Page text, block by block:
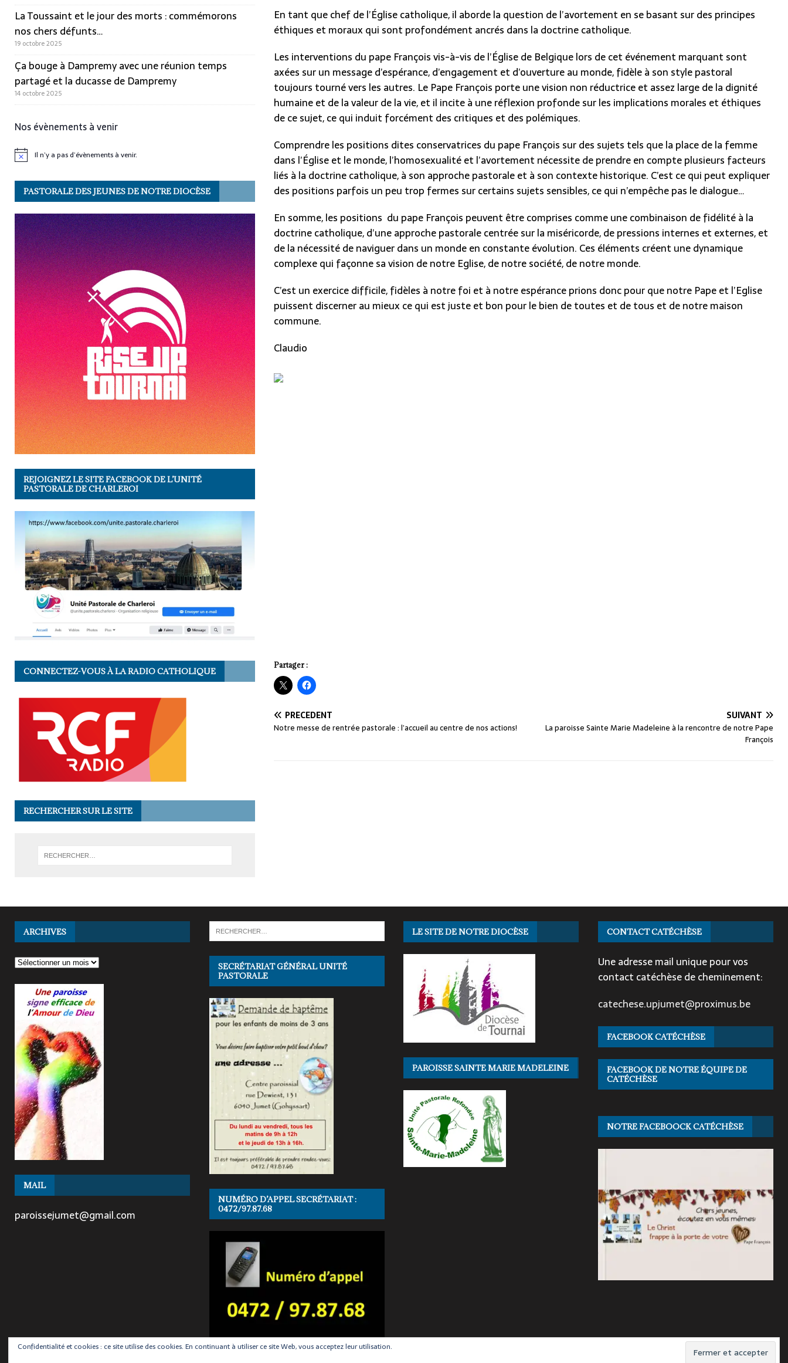
En tant que chef de l’Église catholique, il aborde la question de l’avortement en se basant sur des principes
éthiques et moraux qui sont profondément ancrés dans la doctrine catholique.
Les interventions du pape François vis-à-vis de l’Église de Belgique lors de cet événement marquant sont
axées sur un message d’espérance, d’engagement et d’ouverture au monde, fidèle à son style pastoral
toujours tourné vers les autres. Le Pape François porte une vision non réductrice et assez large de la dignité
humaine et de la valeur de la vie, et il incite à une réflexion profonde sur les implications morales et éthiques
de ce sujet, ce qui induit forcément des critiques et des polémiques.
Comprendre les positions dites conservatrices du pape François sur des sujets tels que la place de la femme
dans l’Église et le monde, l’homosexualité et l’avortement nécessite de prendre en compte plusieurs facteurs
liés à la doctrine catholique, à son approche pastorale et à son contexte historique. C’est ce qui peut expliquer
des positions parfois un peu trop fermes sur certains sujets sensibles, ce qui n’empêche pas le dialogue…
En somme, les positions du pape François peuvent être comprises comme une combinaison de fidélité à la
doctrine catholique, d’une approche pastorale centrée sur la miséricorde, de pressions internes et externes, et
de la nécessité de naviguer dans un monde en constante évolution. Ces éléments créent une dynamique
complexe qui façonne sa vision de notre Eglise, de notre société, de notre monde.
C’est un exercice difficile, fidèles à notre foi et à notre espérance prions donc pour que notre Pape et l’Eglise
puissent discerner au mieux ce qui est juste et bon pour le bien de toutes et de tous et de notre maison
commune.
Claudio
Partager :
PRÉCÉDENT
Notre messe de rentrée pastorale : l’accueil au centre de nos actions!
SUIVANT
La paroisse Sainte Marie Madeleine à la rencontre de notre Pape
François
La Toussaint et le jour des morts : commémorons
nos chers défunts…
19 octobre 2025
Ça bouge à Dampremy avec une réunion temps
partagé et la ducasse de Dampremy
14 octobre 2025
Nos évènements à venir
N
e
Il n’y a pas d’évènements à venir.
PASTORALE DES JEUNES DE NOTRE DIOCÈSE
REJOIGNEZ LE SITE FACEBOOK DE L’UNITÉ
PASTORALE DE CHARLEROI
CONNECTEZ-VOUS À LA RADIO CATHOLIQUE
RECHERCHER SUR LE SITE
ARCHIVES
MAIL
paroissejumet@gmail.com
SECRÉTARIAT GÉNÉRAL UNITÉ
PASTORALE
NUMÉRO D’APPEL SECRÉTARIAT :
0472/97.87.68
LE SITE DE NOTRE DIOCÈSE
PAROISSE SAINTE MARIE MADELEINE
CONTACT CATÉCHÈSE
Une adresse mail unique pour vos
contact catéchèse de cheminement:
catechese.upjumet@proximus.be
FACEBOOK CATÉCHÈSE
FACEBOOK DE NOTRE ÉQUIPE DE
CATÉCHÈSE
NOTRE FACEBOOCK CATÉCHÈSE
Confidentialité et cookies : ce site utilise des cookies. En continuant à utiliser ce site Web, vous acceptez leur utilisation.